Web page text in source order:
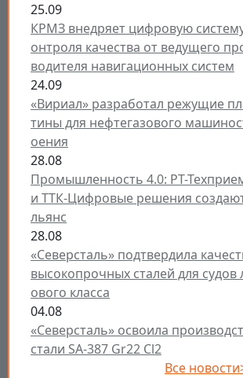
25.09
КРМЗ внедряет цифровую
онтроля качества от ведущего
водителя навигационных систем
24.09
«Вириал» разработал режущие
тины для нефтегазового
оения
28.08
Промышленность 4.0: РТ-
и ТТК-Цифровые решения
льянс
28.08
«Северсталь» подтвердила
высокопрочных сталей для судов
ового класса
04.08
«Северсталь» освоила
стали SA-387 Gr22 Cl2
Все